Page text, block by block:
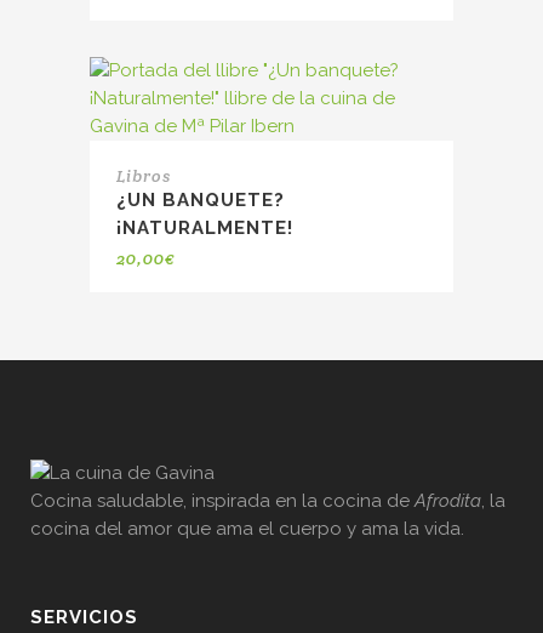
Libros
¿UN BANQUETE?
¡NATURALMENTE!
20,00€
Cocina saludable, inspirada en la cocina deAfrodita, la
cocina del amor que ama el cuerpo y ama la vida.
SERVICIOS